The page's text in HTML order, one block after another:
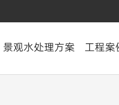
景观水处理方案 工程案